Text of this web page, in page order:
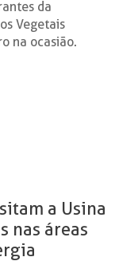
da
Vegetais
na ocasião.
a Usina
nas áreas